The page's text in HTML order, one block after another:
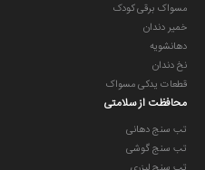
مسواک برقی کودک
خمیر دندان
دهانشویه
نخ دندان
قطعات یدکی مسواک
محافظت از سلامتی
تب سنج دهانی
تب سنج گوشی